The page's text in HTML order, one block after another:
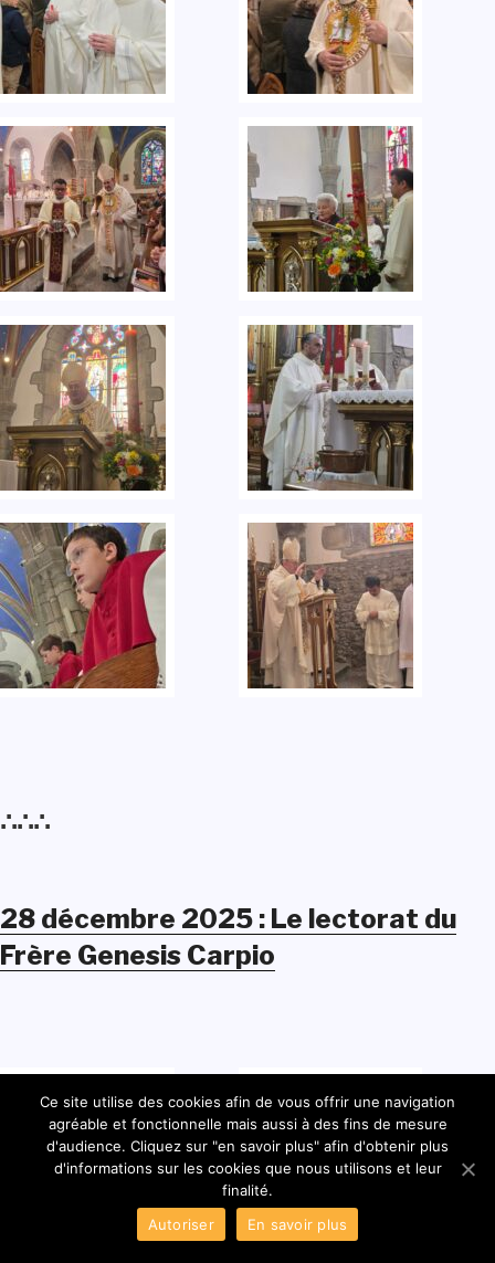
∴∴∴
28 décembre 2025 : Le lectorat du
Frère Genesis Carpio
Ce site utilise des cookies afin de vous offrir une navigation
agréable et fonctionnelle mais aussi à des fins de mesure
d'audience. Cliquez sur "en savoir plus" afin d'obtenir plus
d'informations sur les cookies que nous utilisons et leur
finalité.
Autoriser
En savoir plus